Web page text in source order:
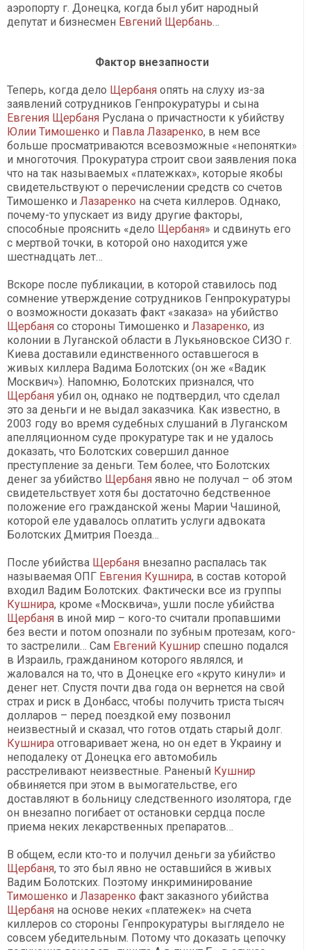
аэропорту г. Донецка, когда был убит народный
депутат и бизнесмен Евгений Щербань…
Фактор внезапности
Теперь, когда дело Щербаня опять на слуху из-за
заявлений сотрудников Генпрокуратуры и сына
Евгения Щербаня Руслана о причастности к убийству
Юлии Тимошенко и Павла Лазаренко, в нем все
больше просматриваются всевозможные «непонятки»
и многоточия. Прокуратура строит свои заявления пока
что на так называемых «платежках», которые якобы
свидетельствуют о перечислении средств со счетов
Тимошенко и Лазаренко на счета киллеров. Однако,
почему-то упускает из виду другие факторы,
способные прояснить «дело Щербаня» и сдвинуть его
с мертвой точки, в которой оно находится уже
шестнадцать лет…
Вскоре после публикации, в которой ставилось под
сомнение утверждение сотрудников Генпрокуратуры
о возможности доказать факт «заказа» на убийство
Щербаня со стороны Тимошенко и Лазаренко, из
колонии в Луганской области в Лукьяновское СИЗО г.
Киева доставили единственного оставшегося в
живых киллера Вадима Болотских (он же «Вадик
Москвич»). Напомню, Болотских признался, что
Щербаня убил он, однако не подтвердил, что сделал
это за деньги и не выдал заказчика. Как известно, в
2003 году во время судебных слушаний в Луганском
апелляционном суде прокуратуре так и не удалось
доказать, что Болотских совершил данное
преступление за деньги. Тем более, что Болотских
денег за убийство Щербаня явно не получал – об этом
свидетельствует хотя бы достаточно бедственное
положение его гражданской жены Марии Чашиной,
которой еле удавалось оплатить услуги адвоката
Болотских Дмитрия Поезда…
После убийства Щербаня внезапно распалась так
называемая ОПГ Евгения Кушнира, в состав которой
входил Вадим Болотских. Фактически все из группы
Кушнира, кроме «Москвича», ушли после убийства
Щербаня в иной мир – кого-то считали пропавшими
без вести и потом опознали по зубным протезам, кого-
то застрелили… Сам Евгений Кушнир спешно подался
в Израиль, гражданином которого являлся, и
жаловался на то, что в Донецке его «круто кинули» и
денег нет. Спустя почти два года он вернется на свой
страх и риск в Донбасс, чтобы получить триста тысяч
долларов – перед поездкой ему позвонил
неизвестный и сказал, что готов отдать старый долг.
Кушнира отговаривает жена, но он едет в Украину и
неподалеку от Донецка его автомобиль
расстреливают неизвестные. Раненый Кушнир
обвиняется при этом в вымогательстве, его
доставляют в больницу следственного изолятора, где
он внезапно погибает от остановки сердца после
приема неких лекарственных препаратов…
В общем, если кто-то и получил деньги за убийство
Щербаня, то это был явно не оставшийся в живых
Вадим Болотских. Поэтому инкриминирование
Тимошенко и Лазаренко факт заказного убийства
Щербаня на основе неких «платежек» на счета
киллеров со стороны Генпрокуратуры выглядело не
совсем убедительным. Потому что доказать цепочку